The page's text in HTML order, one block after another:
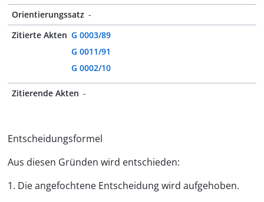
Orientierungssatz -
Zitierte Akten G 0003/89
G 0011/91
G 0002/10
Zitierende Akten -
Entscheidungsformel
Aus diesen Gründen wird entschieden:
1. Die angefochtene Entscheidung wird aufgehoben.